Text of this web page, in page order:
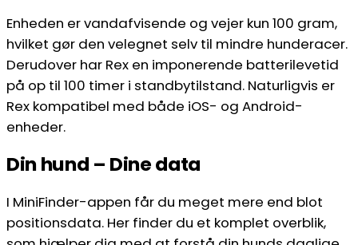
Enheden er vandafvisende og vejer kun 100 gram,
hvilket gør den velegnet selv til mindre hunderacer.
Derudover har Rex en imponerende batterilevetid
på op til 100 timer i standbytilstand. Naturligvis er
Rex kompatibel med både iOS- og Android-
enheder.
Din hund – Dine data
I MiniFinder-appen får du meget mere end blot
positionsdata. Her finder du et komplet overblik,